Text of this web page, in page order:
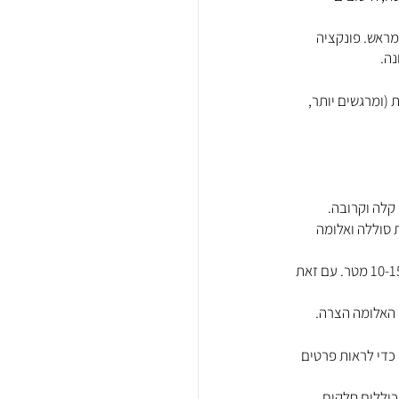
מראש. פונקציה
(ומרגשים יותר,
סוללה ואלומה
כוונו את הפנס מספיק רחוק כך שתוכלו לראות ולו בקצה שדה הראייה העליון את הדרך שלפנכם- כ10-15 מטר. עם זאת
האלומה הצרה.
לראות פרטים